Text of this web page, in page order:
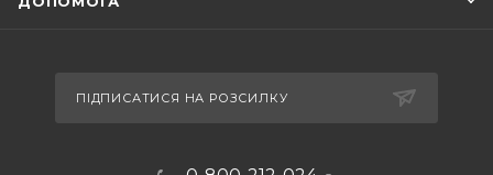
ПІДПИСАТИСЯ НА РОЗСИЛКУ